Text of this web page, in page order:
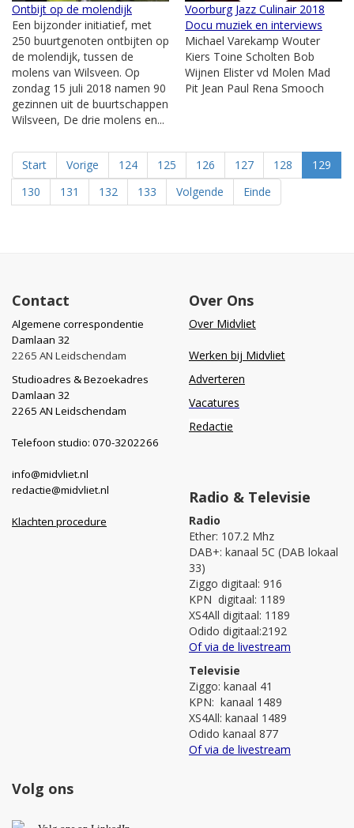
Ontbijt op de molendijk
Een bijzonder initiatief, met
250 buurtgenoten ontbijten op
de molendijk, tussen de
molens van Wilsveen. Op
zondag 15 juli 2018 namen 90
gezinnen uit de buurtschappen
Wilsveen, De drie molens en...
Voorburg Jazz Culinair 2018
Docu muziek en interviews
Michael Varekamp Wouter
Kiers Toine Scholten Bob
Wijnen Elister vd Molen Mad
Pit Jean Paul Rena Smooch
Start Vorige 124 125 126 127 128
129
130
131 132 133 Volgende Einde
Contact
Algemene correspondentie
Damlaan 32
2265 AN Leidschendam
Studioadres & Bezoekadres
Damlaan 32
2265 AN Leidschendam
Telefoon studio: 070-3202266
info@midvliet.nl
redactie@midvliet.nl
Klachten procedure
Over Ons
Over Midvliet
Werken bij Midvliet
Adverteren
Vacatures
Redactie
Radio & Televisie
Radio
Ether: 107.2 Mhz
DAB+: kanaal 5C (DAB lokaal
33)
Ziggo digitaal: 916
KPN digitaal: 1189
XS4All digitaal: 1189
Odido digitaal:2192
Of via de livestream
Televisie
Ziggo: kanaal 41
KPN: kanaal 1489
XS4All: kanaal 1489
Odido kanaal 877
Of via de livestream
Volg ons